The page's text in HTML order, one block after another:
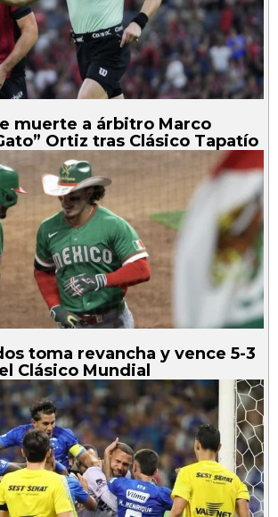
muerte a árbitro Marco
Ortiz tras Clásico Tapatío
toma revancha y vence 5-3
Clásico Mundial